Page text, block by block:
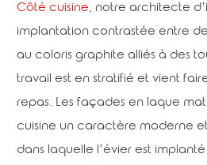
Côté cuisine, notre architecte
implantation contrastée entre
au coloris graphite alliés à des
travail est en stratifié et vient
repas. Les façades en laque
cuisine un caractère moderne
dans laquelle l’évier est